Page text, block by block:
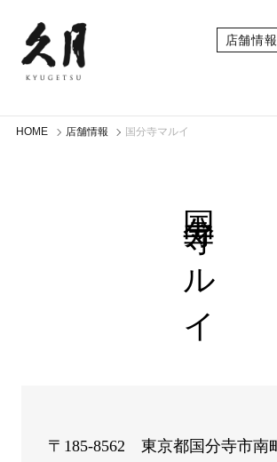
店舗情報
HOME 店舗情報 国分寺マルイ
国分寺マルイ
〒185-8562 東京都国分寺市南